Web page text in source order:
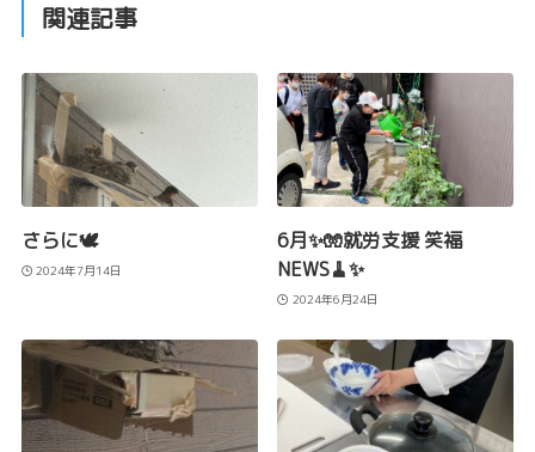
関連記事
さらに🕊️
2024年7月14日
6月✨🧤就労支援 笑福
NEWS🧹✨
2024年6月24日